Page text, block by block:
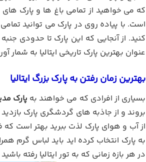
که می خواهید از تمامی باغ ها و پارک
است. با پیاده روی در پارک می توانید
کنید. از آنجایی که این پارک تا حدودی
عنوان بهترین پارک تاریخی ایتالیا به شمار
بهترین زمان رفتن به پارک بزرگ ایتالیا
بسیاری از افرادی که می خواهند به پارک
بروند و از جاذبه های گردشگری پارک
از آب و هوای پارک لذت ببرید بهتر است که
به پارک انتخاب کرده اید باید لباس گرم
در هر بازه زمانی که به تور ایتالیا رفته